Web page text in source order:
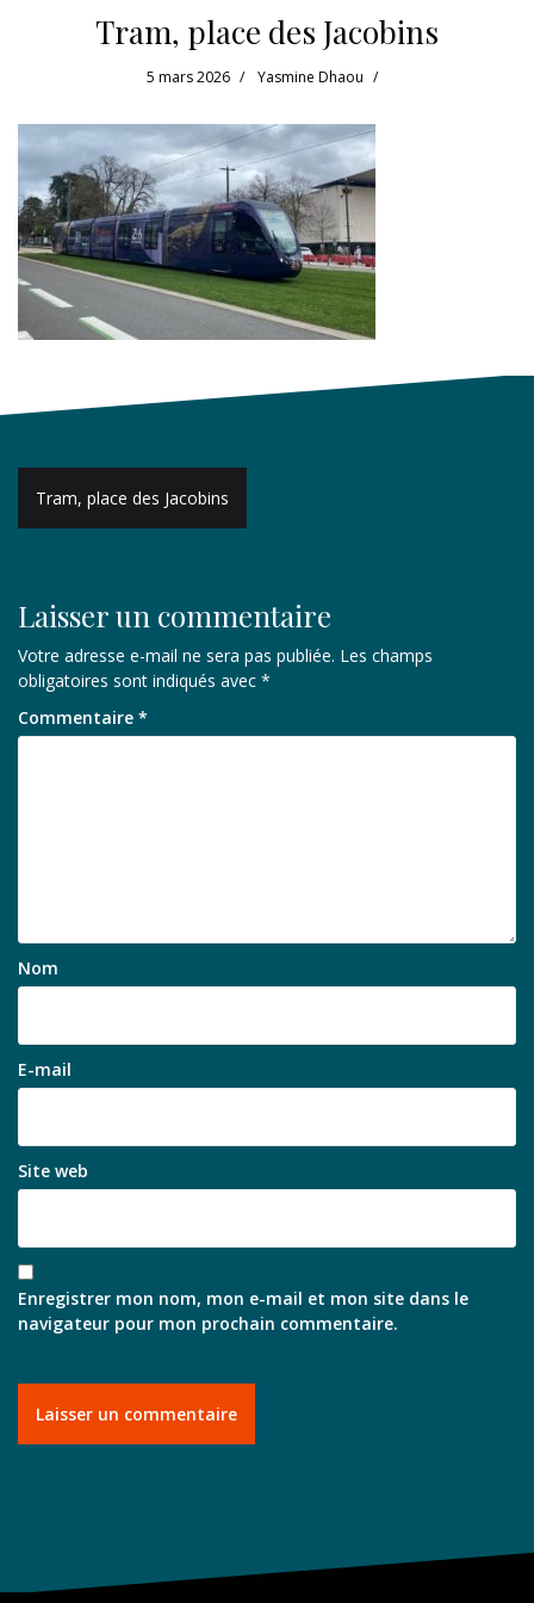
Tram, place des Jacobins
5 mars 2026 Yasmine Dhaou
Navigation
de
Tram, place des Jacobins
Laisser un commentaire
Votre adresse e-mail ne sera pas publiée. Les champs
obligatoires sont indiqués avec *
Commentaire *
Nom
E-mail
Site web
Enregistrer mon nom, mon e-mail et mon site dans le
navigateur pour mon prochain commentaire.